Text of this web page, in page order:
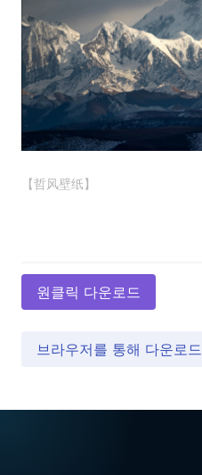
【哲风壁纸】
원클릭 다운로드
브라우저를 통해 다운로드